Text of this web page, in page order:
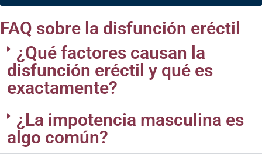
FAQ sobre la disfunción eréctil
¿Qué factores causan la
disfunción eréctil y qué es
exactamente?
¿La impotencia masculina es
algo común?